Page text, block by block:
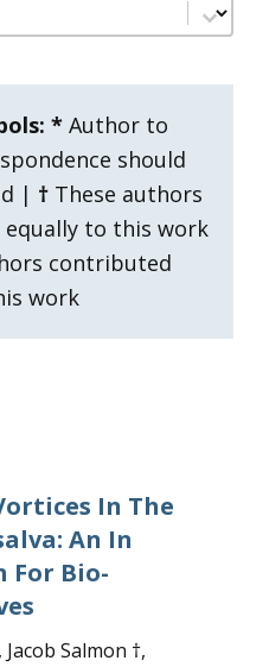
*Author to
should
| †These authors
to this work
contributed
work
In The
An In
For Bio-
Salmon †,